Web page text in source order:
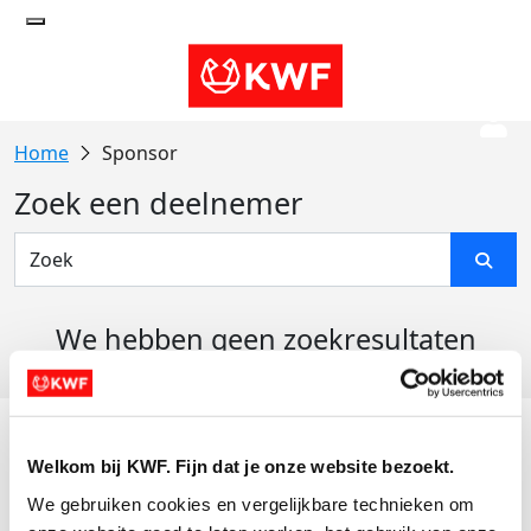
Welkom bij KWF. Fijn dat je onze website bezoekt.
We gebruiken cookies en vergelijkbare technieken om
Sponsor
Zoek een deelnemer
We hebben geen zoekresultaten
Actiematerialen
Evenementen